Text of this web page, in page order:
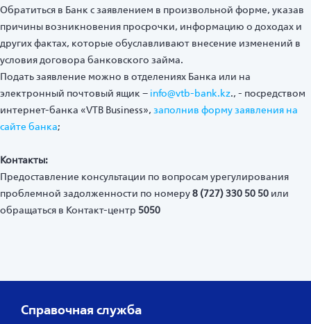
Обратиться в Банк с заявлением в произвольной форме, указав
причины возникновения просрочки, информацию о доходах и
других фактах, которые обуславливают внесение изменений в
условия договора банковского займа.
Подать заявление можно в отделениях Банка или на
электронный почтовый ящик – info@vtb-bank.kz., - посредством
интернет-банка «VTB Business», заполнив форму заявления на
сайте банка;
Контакты:
Предоставление консультации по вопросам урегулирования
проблемной задолженности по номеру8 (727) 330 50 50 или
обращаться в Контакт-центр 5050
Справочная служба